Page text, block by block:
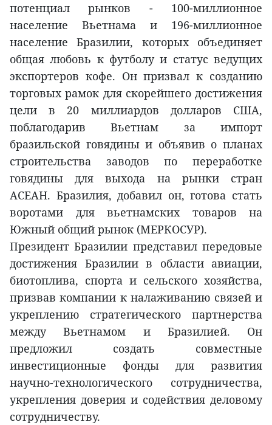
потенциал рынков - 100-миллионное
население Вьетнама и 196-миллионное
население Бразилии, которых объединяет
общая любовь к футболу и статус ведущих
экспортеров кофе. Он призвал к созданию
торговых рамок для скорейшего достижения
цели в 20 миллиардов долларов США,
поблагодарив Вьетнам за импорт
бразильской говядины и объявив о планах
строительства заводов по переработке
говядины для выхода на рынки стран
АСЕАН. Бразилия, добавил он, готова стать
воротами для вьетнамских товаров на
Южный общий рынок (МЕРКОСУР).
Президент Бразилии представил передовые
достижения Бразилии в области авиации,
биотоплива, спорта и сельского хозяйства,
призвав компании к налаживанию связей и
укреплению стратегического партнерства
между Вьетнамом и Бразилией. Он
предложил создать совместные
инвестиционные фонды для развития
научно-технологического сотрудничества,
укрепления доверия и содействия деловому
сотрудничеству.